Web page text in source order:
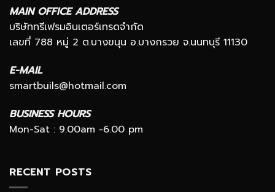
MAIN OFFICE ADDRESS
บริษัททรีเฟรมอินเตอร์เทรดจำกัด
เลขที่ 788 หมู่ 2 ต.บางขนุน อ.บางกรวย จ.นนทบุรี 11130
E-MAIL
smartbuils@hotmail.com
BUSINESS HOURS
Mon-Sat : 9.00am -6.00 pm
RECENT POSTS